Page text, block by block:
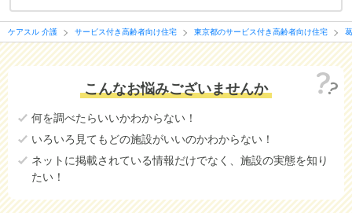
ケアスル 介護 サービス付き高齢者向け住宅 東京都のサービス付き高齢者向け住宅
こんなお悩みございませんか
何を調べたらいいかわからない！
いろいろ見てもどの施設がいいのかわからない！
ネットに掲載されている情報だけでなく、施設の実態を知り
たい！